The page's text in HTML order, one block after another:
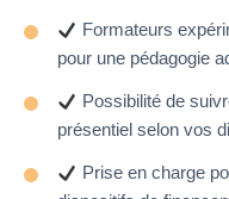
Formateurs
pour une pédagogie
Possibilité de
présentiel selon vos
Prise en charge